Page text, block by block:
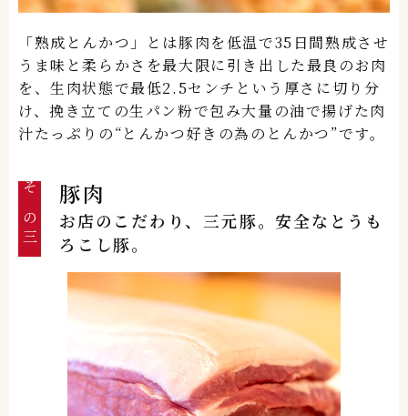
「熟成とんかつ」とは豚肉を低温で35日間熟成させ
うま味と柔らかさを最大限に引き出した最良のお肉
を、生肉状態で最低2.5センチという厚さに切り分
け、挽き立ての生パン粉で包み大量の油で揚げた肉
汁たっぷりの“とんかつ好きの為のとんかつ”です。
その三 豚肉
お店のこだわり、三元豚。安全なとうも
ろこし豚。